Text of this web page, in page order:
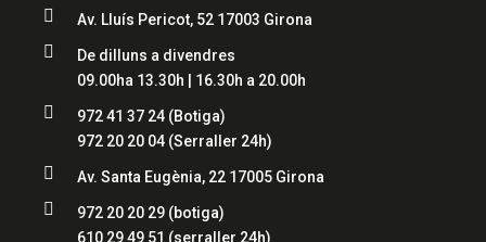
 Av. Lluís Pericot, 52 17003 Girona

De dilluns a divendres
09.00ha 13.30h | 16.30h a 20.00h
 972 41 37 24(Botiga)
972 20 20 04(Serraller 24h)
 Av. Santa Eugènia, 22 17005 Girona

972 20 20 29 (botiga)
610 29 49 51 (serraller 24h)